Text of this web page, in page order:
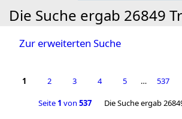
Die Suche ergab 26849
Zur erweiterten Suche
1 2 3 4 5 … 537
Seite 1 von 537 Die Suche ergab